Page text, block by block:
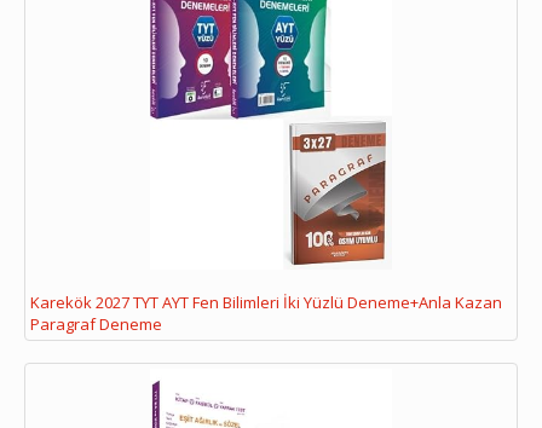
Karekök 2027 TYT AYT Fen Bilimleri İki Yüzlü Deneme+Anla Kazan
Paragraf Deneme